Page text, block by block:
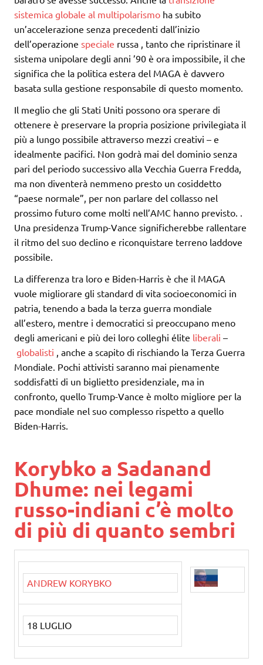
sistemica globale al multipolarismo ha subito
un’accelerazione senza precedenti dall’inizio
dell’operazione speciale russa , tanto che ripristinare il
sistema unipolare degli anni ’90 è ora impossibile, il che
significa che la politica estera del MAGA è davvero
basata sulla gestione responsabile di questo momento.
Il meglio che gli Stati Uniti possono ora sperare di
ottenere è preservare la propria posizione privilegiata il
più a lungo possibile attraverso mezzi creativi – e
idealmente pacifici. Non godrà mai del dominio senza
pari del periodo successivo alla Vecchia Guerra Fredda,
ma non diventerà nemmeno presto un cosiddetto
“paese normale”, per non parlare del collasso nel
prossimo futuro come molti nell’AMC hanno previsto. .
Una presidenza Trump-Vance significherebbe rallentare
il ritmo del suo declino e riconquistare terreno laddove
possibile.
La differenza tra loro e Biden-Harris è che il MAGA
vuole migliorare gli standard di vita socioeconomici in
patria, tenendo a bada la terza guerra mondiale
all’estero, mentre i democratici si preoccupano meno
degli americani e più dei loro colleghi élite liberali –
globalisti , anche a scapito di rischiando la Terza Guerra
Mondiale. Pochi attivisti saranno mai pienamente
soddisfatti di un biglietto presidenziale, ma in
confronto, quello Trump-Vance è molto migliore per la
pace mondiale nel suo complesso rispetto a quello
Biden-Harris.
Korybko a Sadanand
Dhume: nei legami
russo-indiani c’è molto
di più di quanto sembri
ANDREW KORYBKO
18 LUGLIO